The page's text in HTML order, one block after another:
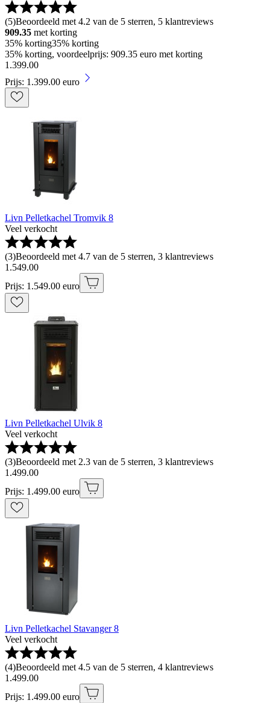
(5)Beoordeeld met 4.2 van de 5 sterren, 5 klantreviews
909.35 met korting
35% korting35% korting
35% korting, voordeelprijs: 909.35 euro met korting
1 .399.00
Prijs: 1.399.00 euro
Livn Pelletkachel Tromvik 8
Veel verkocht
(3)Beoordeeld met 4.7 van de 5 sterren, 3 klantreviews
1 .549.00
Prijs: 1.549.00 euro
Livn Pelletkachel Ulvik 8
Veel verkocht
(3)Beoordeeld met 2.3 van de 5 sterren, 3 klantreviews
1 .499.00
Prijs: 1.499.00 euro
Livn Pelletkachel Stavanger 8
Veel verkocht
(4)Beoordeeld met 4.5 van de 5 sterren, 4 klantreviews
1 .499.00
Prijs: 1.499.00 euro